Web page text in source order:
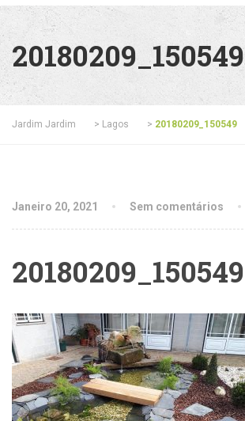
20180209_150549
Jardim Jardim > Lagos > 20180209_150549
Janeiro 20, 2021 Sem comentários
20180209_150549